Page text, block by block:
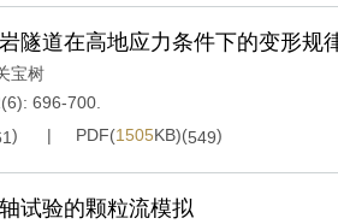
隧道在高地应力条件下的变形规
宝树
696-700.
) PDF(1505KB)(549)
试验的颗粒流模拟